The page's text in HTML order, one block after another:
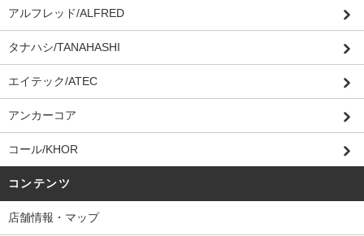
アルフレッド/ALFRED
タナハシ/TANAHASHI
エイテック/ATEC
アンカーコア
コール/KHOR
コンテンツ
店舗情報・マップ